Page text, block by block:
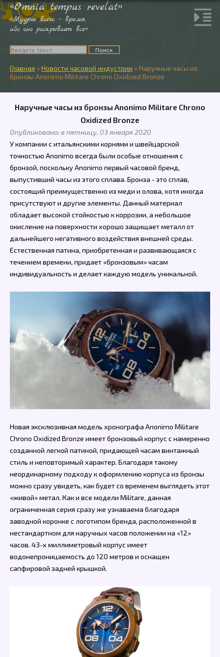
«Omnia tempus revelat»
«Мудрее всего – время,
ибо оно раскрывает все»
Главная »Новости часовой индустрии »Наручные часы из
бронзы Anonimo Militare Chrono Oxidized Bronze
Наручные часы из бронзы Anonimo Militare Chrono
Oxidized Bronze
Опубликовано: в пятницу, 03 января 2020
У компании с итальянскими корнями и швейцарской
точностью Anonimo всегда были особые отношения с
бронзой, поскольку Anonimo первый часовой бренд,
выпустивший часы из этого сплава. Бронза - это сплав,
состоящий преимущественно из меди и олова, хотя иногда
присутствуют и другие элементы. Данный материал
обладает высокой стойкостью к коррозии, а небольшое
окисление на поверхности хорошо защищает металл от
дальнейшего негативного воздействия внешней среды.
Естественная патина, приобретенная и развивающаяся с
течением времени, придает «бронзовым» часам
индивидуальность и делает каждую модель уникальной.
Новая эксклюзивная модель хронографа Anonimo Militare
Chrono Oxidized Bronze имеет бронзовый корпус с намеренно
созданной легкой патиной, придающей часам винтажный
стиль и неповторимый характер. Благодаря такому
неординарному подходу к оформлению корпуса из бронзы
можно сразу увидеть, как будет со временем выглядеть этот
«живой» метал. Как и все модели Militare, данная
ограниченная серия сразу же узнаваема благодаря
заводной коронке с логотипом бренда, расположенной в
нестандартном для наручных часов положении на «12»
часов. 43-х миллиметровый корпус имеет
водонепроницаемость до 120 метров и оснащен
сапфировой задней крышкой.